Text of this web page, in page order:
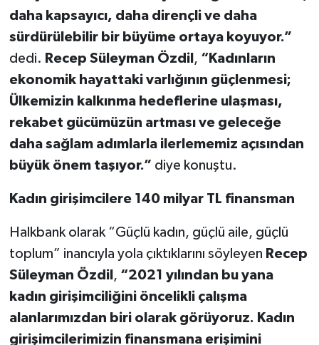
daha kapsayıcı, daha dirençli ve daha
sürdürülebilir bir büyüme ortaya koyuyor.”
dedi. Recep Süleyman Özdil , “Kadınların
ekonomik hayattaki varlığının güçlenmesi;
Ülkemizin kalkınma hedeflerine ulaşması,
rekabet gücümüzün artması ve geleceğe
daha sağlam adımlarla ilerlememiz açısından
büyük önem taşıyor.” diye konuştu.
Kadın girişimcilere 140 milyar TL finansman
Halkbank olarak “Güçlü kadın, güçlü aile, güçlü
toplum” inancıyla yola çıktıklarını söyleyen Recep
Süleyman Özdil , “2021 yılından bu yana
kadın girişimciliğini öncelikli çalışma
alanlarımızdan biri olarak görüyoruz. Kadın
girişimcilerimizin finansmana erişimini